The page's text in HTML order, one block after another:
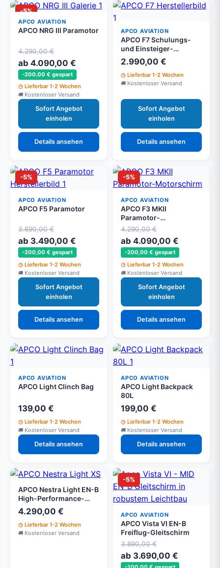
-5%
APCO AVIATION
APCO NRG III Paramotor
4.290,00 €
ab 4.090,00 €
-200,00 € gespart
Lieferbar 1-2 Wochen
Kostenloser Versand
Sofort Angebot
einholen
Details ansehen
APCO AVIATION
APCO F7 Schulungs-
und Einsteiger-
Motorschirm
2.990,00 €
Lieferbar 1-2 Wochen
Kostenloser Versand
Sofort Angebot
einholen
Details ansehen
-5%
APCO AVIATION
APCO F5 Paramotor
3.690,00 €
ab 3.490,00 €
-200,00 € gespart
Lieferbar 1-2 Wochen
Kostenloser Versand
Sofort Angebot
einholen
Details ansehen
-5%
APCO AVIATION
APCO F3 MKII
Paramotor-
Motorschirm
4.290,00 €
ab 4.090,00 €
-200,00 € gespart
Lieferbar 1-2 Wochen
Kostenloser Versand
Sofort Angebot
einholen
Details ansehen
APCO AVIATION
APCO Light Clinch Bag
139,00 €
Lieferbar 1-2 Wochen
Kostenloser Versand
Details ansehen
APCO AVIATION
APCO Light Backpack
80L
199,00 €
Lieferbar 1-2 Wochen
Kostenloser Versand
Details ansehen
APCO Nestra Light EN-B
High-Performance-
Cross-Country-
Gleitschirm
4.290,00 €
Lieferbar 1-2 Wochen
Kostenloser Versand
-5%
APCO AVIATION
APCO Vista VI EN-B
Freiflug-Gleitschirm
3.890,00 €
ab 3.690,00 €